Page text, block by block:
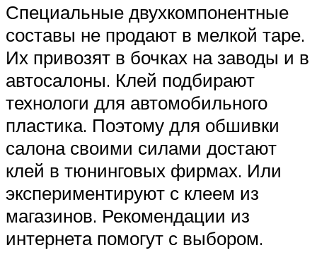
Специальные двухкомпонентные
составы не продают в мелкой таре.
Их привозят в бочках на заводы и в
автосалоны. Клей подбирают
технологи для автомобильного
пластика. Поэтому для обшивки
салона своими силами достают
клей в тюнинговых фирмах. Или
экспериментируют с клеем из
магазинов. Рекомендации из
интернета помогут с выбором.